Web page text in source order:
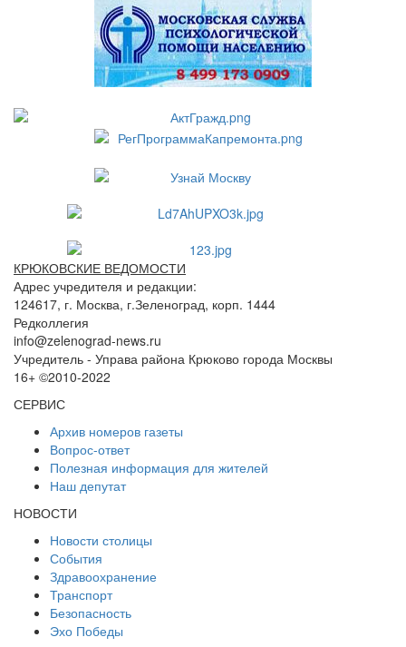
КРЮКОВСКИЕ ВЕДОМОСТИ
Адрес учредителя и редакции:
124617, г. Москва, г.Зеленоград, корп. 1444
Редколлегия
info@zelenograd-news.ru
Учредитель - Управа района Крюково города Москвы
16+ ©2010-2022
СЕРВИС
Архив номеров газеты
Вопрос-ответ
Полезная информация для жителей
Наш депутат
НОВОСТИ
Новости столицы
События
Здравоохранение
Транспорт
Безопасность
Эхо Победы